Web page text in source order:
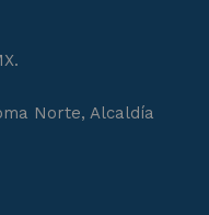
Norte, Alcaldía